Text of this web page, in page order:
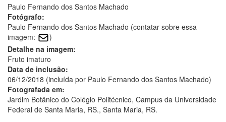
Paulo Fernando dos Santos Machado
Fotógrafo:
Paulo Fernando dos Santos Machado (contatar sobre essa
imagem:
)
Detalhe na imagem:
Fruto imaturo
Data de inclusão:
06/12/2018 (incluída por Paulo Fernando dos Santos Machado)
Fotografada em:
Jardim Botânico do Colégio Politécnico, Campus da Universidade
Federal de Santa Maria, RS., Santa Maria, RS.